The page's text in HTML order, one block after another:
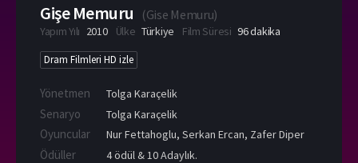
Gişe Memuru (Gise Memuru)
Yapım Yılı 2010 Ülke Türkiye Film Süresi 96 dakika
Dram Filmleri HD izle
Yönetmen Tolga Karaçelik
Senaryo Tolga Karaçelik
Oyuncular Nur Fettahoglu, Serkan Ercan, Zafer Diper
Ödüller
4 ödül & 10 Adaylık.